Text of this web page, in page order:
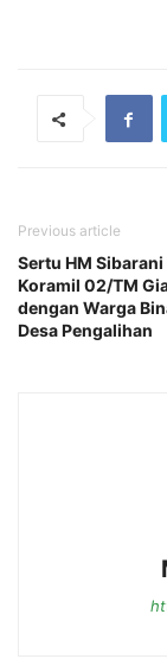
Previous article
Sertu HM
Koramil 02/TM
dengan Warga
Desa Pengalihan